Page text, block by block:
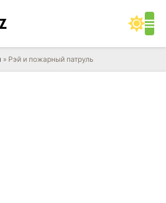
» Рэй и пожарный патруль